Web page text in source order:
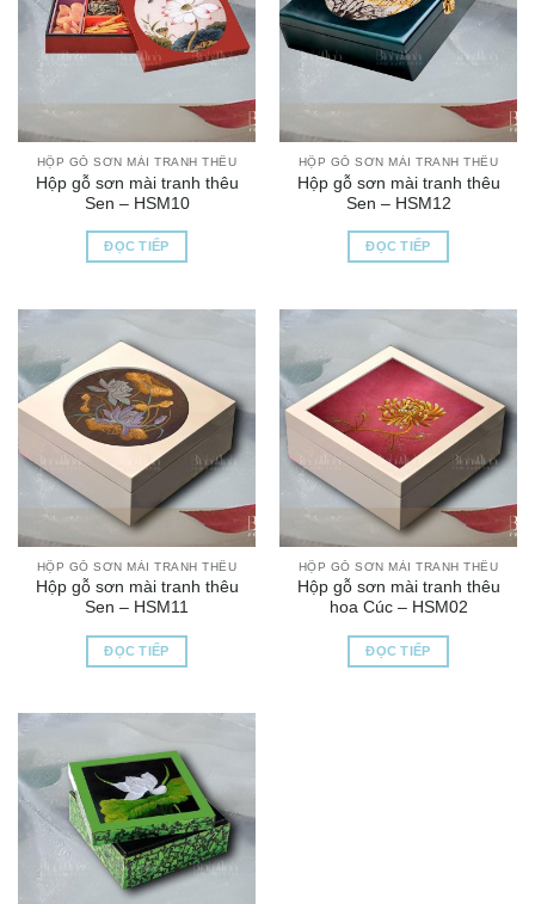
HỘP GỖ SƠN MÀI TRANH THÊU
Hộp gỗ sơn mài tranh thêu
Sen – HSM10
ĐỌC TIẾP
HỘP GỖ SƠN MÀI TRANH THÊU
Hộp gỗ sơn mài tranh thêu
Sen – HSM12
ĐỌC TIẾP
HỘP GỖ SƠN MÀI TRANH THÊU
Hộp gỗ sơn mài tranh thêu
Sen – HSM11
ĐỌC TIẾP
HỘP GỖ SƠN MÀI TRANH THÊU
Hộp gỗ sơn mài tranh thêu
hoa Cúc – HSM02
ĐỌC TIẾP